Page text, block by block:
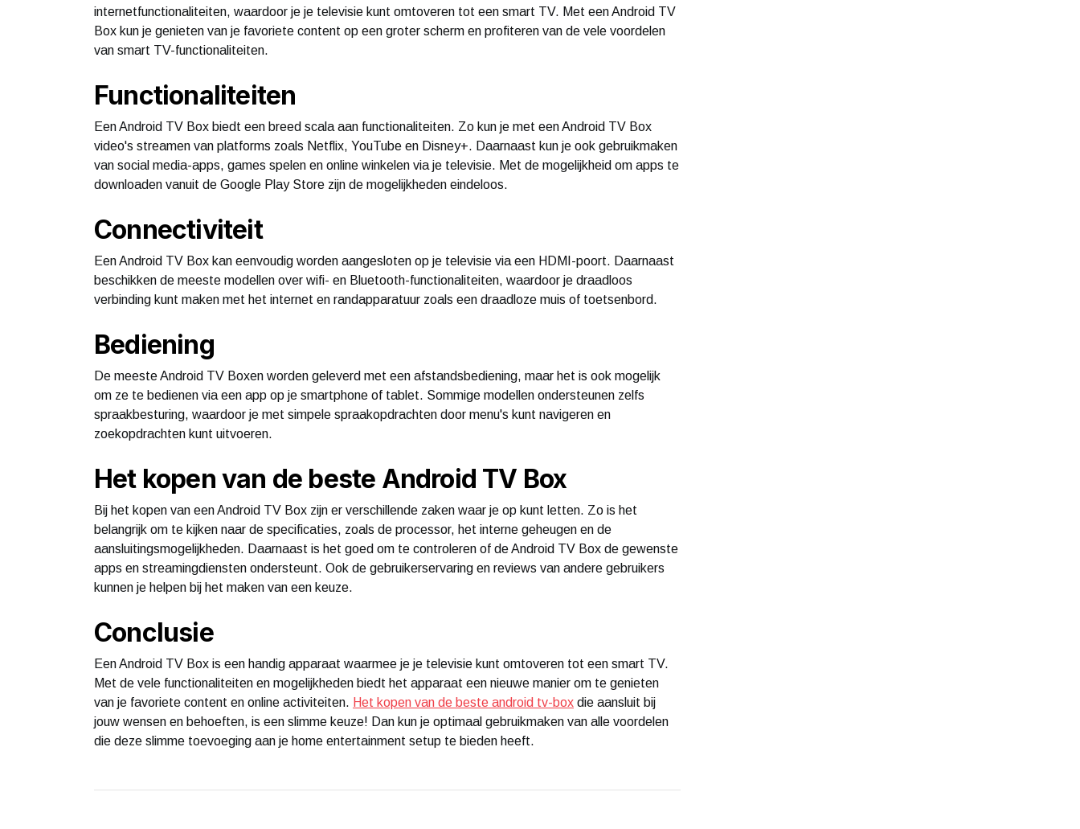
internetfunctionaliteiten, waardoor je je televisie kunt omtoveren tot een smart TV. Met een Android TV
Box kun je genieten van je favoriete content op een groter scherm en profiteren van de vele voordelen
van smart TV-functionaliteiten.
Functionaliteiten
Een Android TV Box biedt een breed scala aan functionaliteiten. Zo kun je met een Android TV Box
video's streamen van platforms zoals Netflix, YouTube en Disney+. Daarnaast kun je ook gebruikmaken
van social media-apps, games spelen en online winkelen via je televisie. Met de mogelijkheid om apps te
downloaden vanuit de Google Play Store zijn de mogelijkheden eindeloos.
Connectiviteit
Een Android TV Box kan eenvoudig worden aangesloten op je televisie via een HDMI-poort. Daarnaast
beschikken de meeste modellen over wifi- en Bluetooth-functionaliteiten, waardoor je draadloos
verbinding kunt maken met het internet en randapparatuur zoals een draadloze muis of toetsenbord.
Bediening
De meeste Android TV Boxen worden geleverd met een afstandsbediening, maar het is ook mogelijk
om ze te bedienen via een app op je smartphone of tablet. Sommige modellen ondersteunen zelfs
spraakbesturing, waardoor je met simpele spraakopdrachten door menu's kunt navigeren en
zoekopdrachten kunt uitvoeren.
Het kopen van de beste Android TV Box
Bij het kopen van een Android TV Box zijn er verschillende zaken waar je op kunt letten. Zo is het
belangrijk om te kijken naar de specificaties, zoals de processor, het interne geheugen en de
aansluitingsmogelijkheden. Daarnaast is het goed om te controleren of de Android TV Box de gewenste
apps en streamingdiensten ondersteunt. Ook de gebruikerservaring en reviews van andere gebruikers
kunnen je helpen bij het maken van een keuze.
Conclusie
Een Android TV Box is een handig apparaat waarmee je je televisie kunt omtoveren tot een smart TV.
Met de vele functionaliteiten en mogelijkheden biedt het apparaat een nieuwe manier om te genieten
van je favoriete content en online activiteiten. Het kopen van de beste android tv-box die aansluit bij
jouw wensen en behoeften, is een slimme keuze! Dan kun je optimaal gebruikmaken van alle voordelen
die deze slimme toevoeging aan je home entertainment setup te bieden heeft.